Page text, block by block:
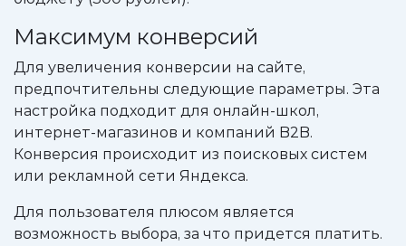
Максимум конверсий
Для увеличения конверсии на сайте,
предпочтительны следующие параметры. Эта
настройка подходит для онлайн-школ,
интернет-магазинов и компаний B2B.
Конверсия происходит из поисковых систем
или рекламной сети Яндекса.
Для пользователя плюсом является
возможность выбора, за что придется платить.